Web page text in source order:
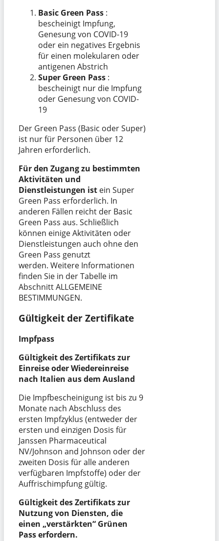
Basic Green Pass :
bescheinigt Impfung,
Genesung von COVID-19
oder ein negatives Ergebnis
für einen molekularen oder
antigenen Abstrich
Super Green Pass :
bescheinigt nur die Impfung
oder Genesung von COVID-
19
Der Green Pass (Basic oder Super)
ist nur für Personen über 12
Jahren erforderlich.
Für den Zugang zu bestimmten
Aktivitäten und
Dienstleistungen ist ein Super
Green Pass erforderlich. In
anderen Fällen reicht der Basic
Green Pass aus. Schließlich
können einige Aktivitäten oder
Dienstleistungen auch ohne den
Green Pass genutzt
werden. Weitere Informationen
finden Sie in der Tabelle im
Abschnitt ALLGEMEINE
BESTIMMUNGEN.
Gültigkeit der Zertifikate
Impfpass
Gültigkeit des Zertifikats zur
Einreise oder Wiedereinreise
nach Italien aus dem Ausland
Die Impfbescheinigung ist bis zu 9
Monate nach Abschluss des
ersten Impfzyklus (entweder der
ersten und einzigen Dosis für
Janssen Pharmaceutical
NV/Johnson and Johnson oder der
zweiten Dosis für alle anderen
verfügbaren Impfstoffe) oder der
Auffrischimpfung gültig.
Gültigkeit des Zertifikats zur
Nutzung von Diensten, die
einen „verstärkten“ Grünen
Pass erfordern.